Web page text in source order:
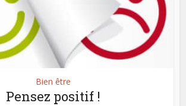
Bien être
Pensez positif !